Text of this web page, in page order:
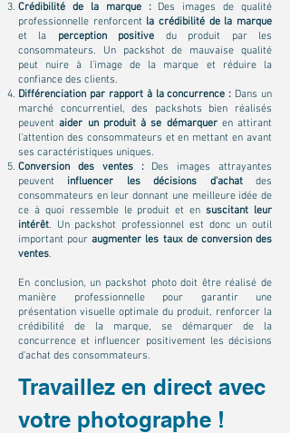
Crédibilité de la marque :Des images de qualité
professionnelle renforcent la crédibilité de la marque
et la perception positive du produit par les
consommateurs. Un packshot de mauvaise qualité
peut nuire à l'image de la marque et réduire la
confiance des clients.
Différenciation par rapport à la concurrence : Dans un
marché concurrentiel, des packshots bien réalisés
peuventaider un produit à se démarqueren attirant
l'attention des consommateurs et en mettant en avant
ses caractéristiques uniques.
Conversion des ventes :Des images attrayantes
peuvent influencer les décisions d'achatdes
consommateurs en leur donnant une meilleure idée de
ce à quoi ressemble le produit et ensuscitant leur
intérêt. Un packshot professionnel est donc un outil
important pouraugmenter les taux de conversion des
ventes.
En conclusion, un packshot photo doit être réalisé de
manière professionnelle pour garantir une
présentation visuelle optimale du produit, renforcer la
crédibilité de la marque, se démarquer de la
concurrence et influencer positivement les décisions
d'achat des consommateurs.
Travaillez en direct avec
votre photographe !